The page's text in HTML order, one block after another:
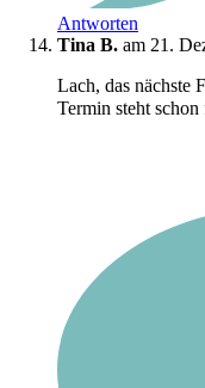
Antworten
Tina B. am 21.
Lach, das nächste
Termin steht